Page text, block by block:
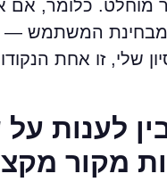
מוחלט. כלומר, אם
מבחינת המשתמש —
שלי, זו אחת
לענות על
מקור